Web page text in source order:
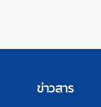
ข่าวสาร